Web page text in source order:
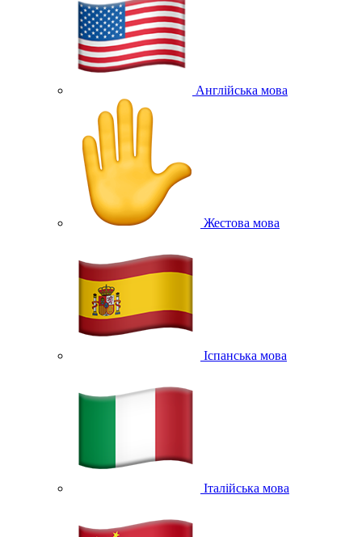
Англійська мова
Жестова мова
Іспанська мова
Італійська мова